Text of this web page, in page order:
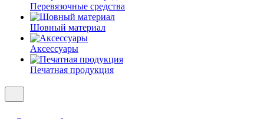
Перевязочные средства
Шовный материал
Аксессуары
Печатная продукция